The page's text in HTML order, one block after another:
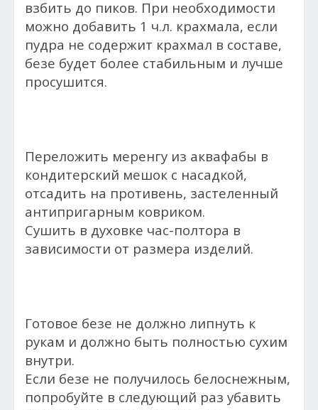
взбить до пиков. При необходимости
можно добавить 1 ч.л. крахмала, если
пудра не содержит крахмал в составе,
безе будет более стабильным и лучше
просушится.
Переложить меренгу из аквафабы в
кондитерский мешок с насадкой,
отсадить на противень, застеленный
антипригарным ковриком.
Сушить в духовке час-полтора в
зависимости от размера изделий.
Готовое безе не должно липнуть к
рукам и должно быть полностью сухим
внутри.
Если безе не получилось белоснежным,
попробуйте в следующий раз убавить